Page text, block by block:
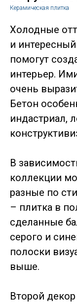
Керамическая плитка
Холодные
и
помогут
интерьер.
очень
Бетон
индастриал,
В
коллекции
разные по
– плитка в
сделанные
серого и
полоски
выше.
Второй